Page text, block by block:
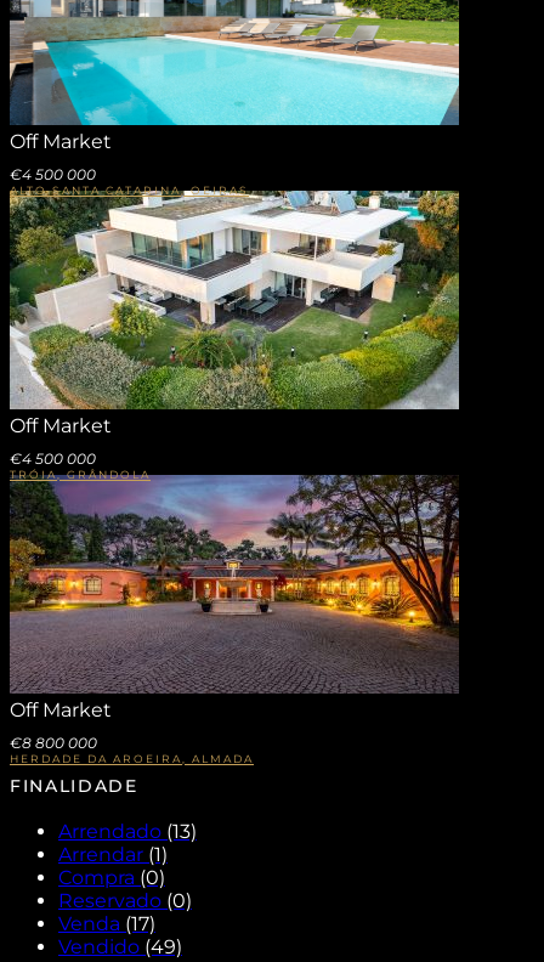
Off Market
€4 500 000
ALTO SANTA CATARINA, OEIRAS
Off Market
€4 500 000
TRÓIA, GRÂNDOLA
Off Market
€8 800 000
HERDADE DA AROEIRA, ALMADA
FINALIDADE
Arrendado (13)
Arrendar (1)
Compra (0)
Reservado (0)
Venda (17)
Vendido (49)